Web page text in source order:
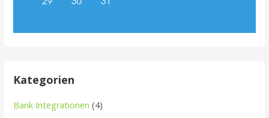
Kategorien
Bank Integrationen (4)